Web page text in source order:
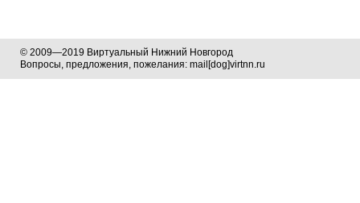
© 2009—2019 Виртуальный Нижний Новгород
Вопросы, предложения, пожелания: mail[dog]virtnn.ru